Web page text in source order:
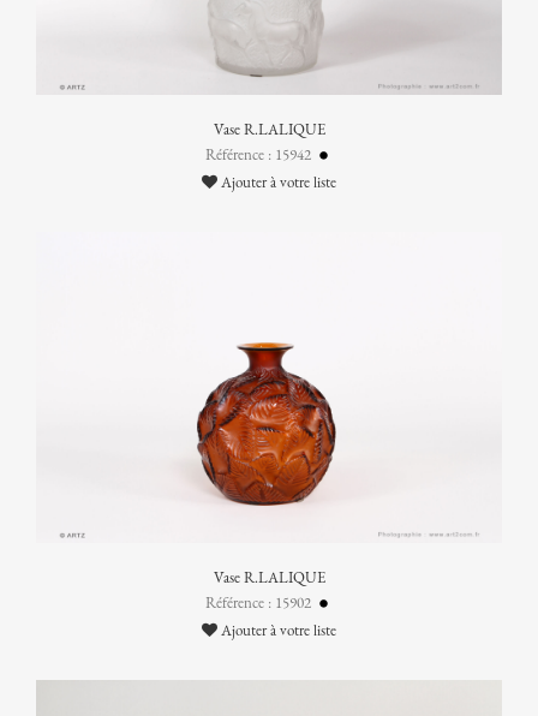
Vase R.LALIQUE
Référence : 15942
Ajouter à votre liste
Vase R.LALIQUE
Référence : 15902
Ajouter à votre liste